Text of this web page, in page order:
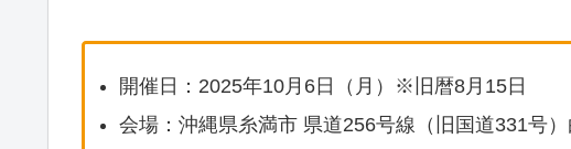
開催日：2025年10月6日（月）※旧暦8月15日
会場：沖縄県糸満市 県道256号線（旧国道331号